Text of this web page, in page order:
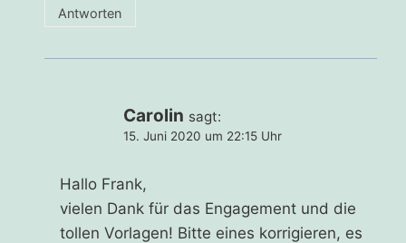
Antworten
Carolin sagt:
15. Juni 2020 um 22:15 Uhr
Hallo Frank,
vielen Dank für das Engagement und die
tollen Vorlagen! Bitte eines korrigieren, es